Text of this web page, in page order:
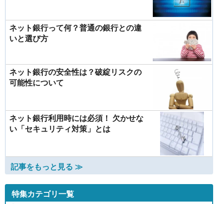
ネット銀行って何？普通の銀行との違
いと選び方
ネット銀行の安全性は？破綻リスクの
可能性について
ネット銀行利用時には必須！ 欠かせな
い「セキュリティ対策」とは
記事をもっと見る ≫
特集カテゴリ一覧